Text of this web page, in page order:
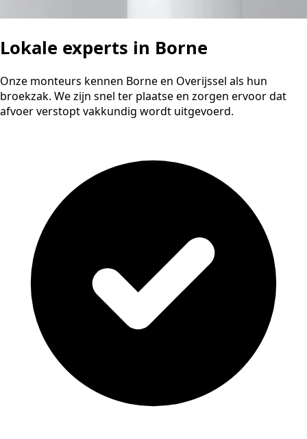
Lokale experts in Borne
Onze monteurs kennen Borne en Overijssel als hun
broekzak. We zijn snel ter plaatse en zorgen ervoor dat
afvoer verstopt vakkundig wordt uitgevoerd.